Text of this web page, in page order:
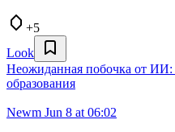
+5
Look
Неожиданная побочка от ИИ:
образования
Newm Jun 8 at 06:02